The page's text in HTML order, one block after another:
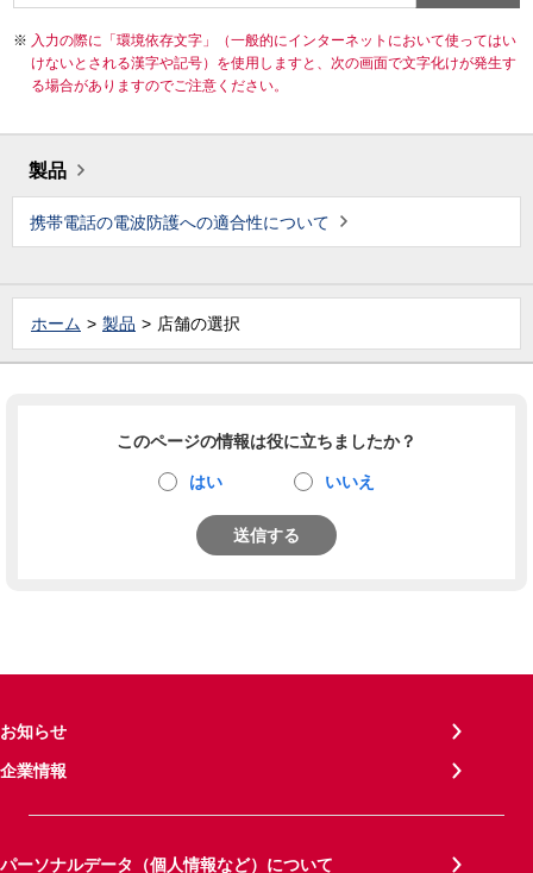
入力の際に「環境依存文字」（一般的にインターネットにおいて使ってはい
けないとされる漢字や記号）を使用しますと、次の画面で文字化けが発生す
る場合がありますのでご注意ください。
製品
携帯電話の電波防護への適合性について
ホーム 製品 店舗の選択
このページの情報は役に立ちましたか？
はい いいえ
送信する
お知らせ
企業情報
パーソナルデータ（個人情報など）について